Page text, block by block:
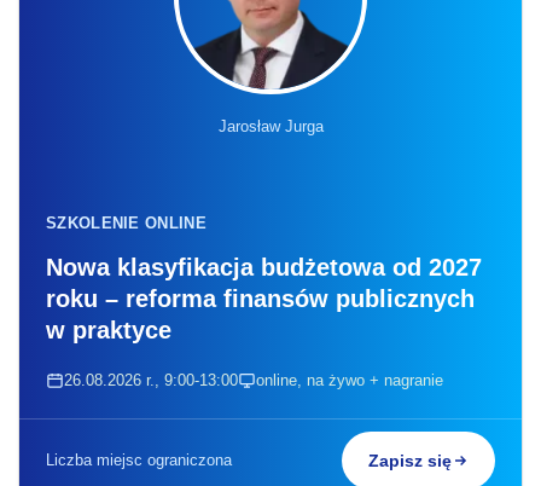
Jarosław Jurga
SZKOLENIE ONLINE
Nowa klasyfikacja budżetowa od 2027
roku – reforma finansów publicznych
w praktyce
26.08.2026 r., 9:00-13:00 online, na żywo + nagranie
Liczba miejsc ograniczona Zapisz się